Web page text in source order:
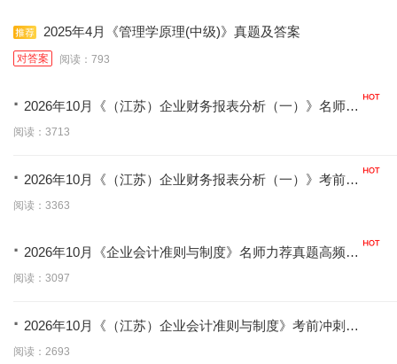
2025年4月《管理学原理(中级)》真题及答案
对答案 阅读：793
· 2026年10月《（江苏）企业财务报表分析（一）》名师力
荐真题高频考点
阅读：3713
· 2026年10月《（江苏）企业财务报表分析（一）》考前冲
刺必刷题
阅读：3363
· 2026年10月《企业会计准则与制度》名师力荐真题高频考
点
阅读：3097
· 2026年10月《（江苏）企业会计准则与制度》考前冲刺必
刷题
阅读：2693